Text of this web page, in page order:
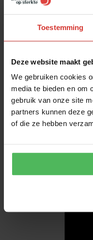
Toestemming
Deze website maakt
We gebruiken cookies
media te bieden en om
gebruik van onze site
partners kunnen deze
of die ze hebben